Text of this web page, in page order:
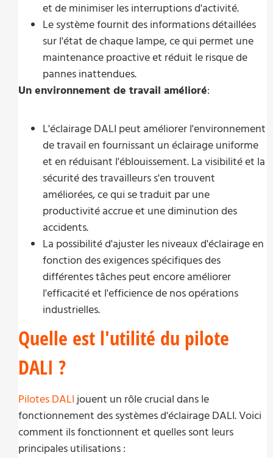
et de minimiser les interruptions d'activité.
Le système fournit des informations détaillées
sur l'état de chaque lampe, ce qui permet une
maintenance proactive et réduit le risque de
pannes inattendues.
Un environnement de travail amélioré:
L'éclairage DALI peut améliorer l'environnement
de travail en fournissant un éclairage uniforme
et en réduisant l'éblouissement. La visibilité et la
sécurité des travailleurs s'en trouvent
améliorées, ce qui se traduit par une
productivité accrue et une diminution des
accidents.
La possibilité d'ajuster les niveaux d'éclairage en
fonction des exigences spécifiques des
différentes tâches peut encore améliorer
l'efficacité et l'efficience de nos opérations
industrielles.
Quelle est l'utilité du pilote
DALI ?
Pilotes DALIjouent un rôle crucial dans le
fonctionnement des systèmes d'éclairage DALI. Voici
comment ils fonctionnent et quelles sont leurs
principales utilisations :